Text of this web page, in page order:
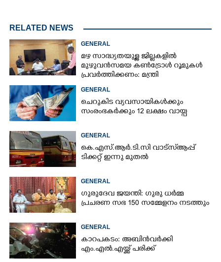
RELATED NEWS
GENERAL
മഴ സാദ്ധ്യതയുള്ള ജില്ലകളിൽ
മുഴുവൻസമയ കൺട്രോൾ റൂമുകൾ
പ്രവർത്തിക്കണം: മന്ത്രി
GENERAL
ചെറുകിട വ്യവസായികൾക്കും
സംരംഭകർക്കും 12 ലക്ഷം വായ്പ
GENERAL
കെ.എസ്.ആർ.ടി.സി വാട്സ്ആപ്പ്
ടിക്കറ്റ് ഇന്നു മുതൽ
GENERAL
ഗുരുദേവ ജയന്തി: ഗുരു ധർമ്മ
പ്രചരണ സഭ 150 സമ്മേളനം നടത്തും
GENERAL
കാറപകടം: അബിൻവർക്കി
എം.എൽ.എയ്ക്ക് പരിക്ക്